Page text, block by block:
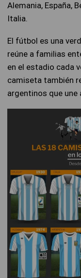
Alemania, España,
Italia.
El fútbol es una
reúne a familias
en el estadio cada
camiseta también
argentinos que une